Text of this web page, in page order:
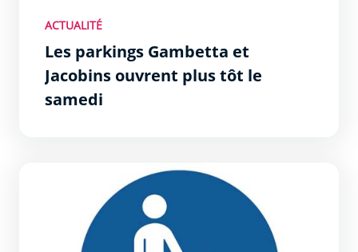
ACTUALITÉ
Les parkings Gambetta et
Jacobins ouvrent plus tôt le
samedi
Piétonnisation estivale rue Trivalle